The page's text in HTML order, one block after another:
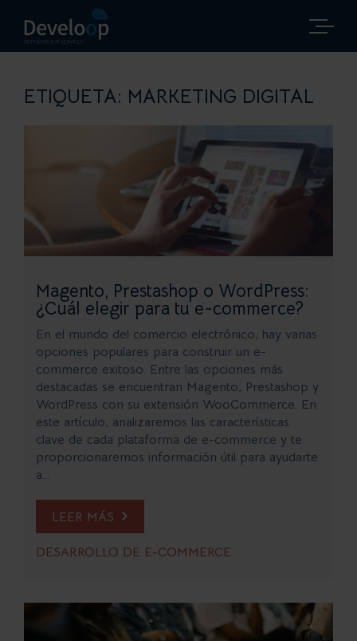
ETIQUETA: MARKETING DIGITAL
Magento, Prestashop o WordPress:
¿Cuál elegir para tu e-commerce?
En el mundo del comercio electrónico, hay varias
opciones populares para construir un e-
commerce exitoso. Entre las opciones más
destacadas se encuentran Magento, Prestashop y
WordPress con su extensión WooCommerce. En
este artículo, analizaremos las características
clave de cada plataforma de e-commerce y te
proporcionaremos información útil para ayudarte
a...
LEER MÁS
DESARROLLO DE E-COMMERCE